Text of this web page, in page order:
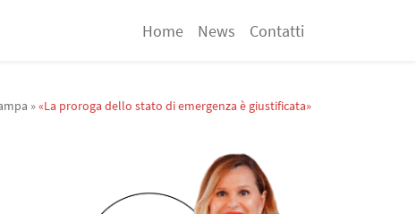
Home News Contatti
»«La proroga dello stato di emergenza è giustificata»